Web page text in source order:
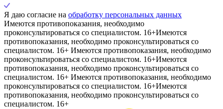
Я даю согласие на обработку персональных данных
Имеются противопоказания, необходимо
проконсультироваться со специалистом. 16+Имеются
противопоказания, необходимо проконсультироваться со
специалистом. 16+ Имеются противопоказания, необходимо
проконсультироваться со специалистом. 16+Имеются
противопоказания, необходимо проконсультироваться со
специалистом. 16+ Имеются противопоказания, необходимо
проконсультироваться со специалистом. 16+Имеются
противопоказания, необходимо проконсультироваться со
специалистом. 16+